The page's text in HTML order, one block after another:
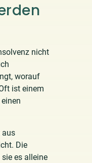
nicht
worauf
ist einem
aus
Die
es alleine